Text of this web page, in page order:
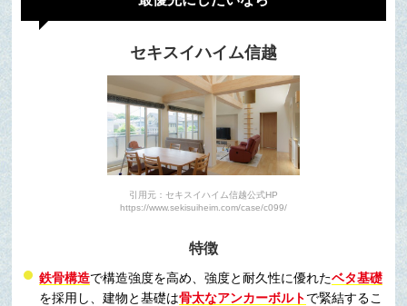
セキスイハイム信越
引用元：セキスイハイム信越公式HP
https://www.sekisuiheim.com/case/c099/
特徴
鉄骨構造で構造強度を高め、強度と耐久性に優れたベタ基礎
を採用し、建物と基礎は骨太なアンカーボルトで緊結するこ